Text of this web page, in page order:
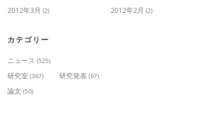
2012年3月 (2) 2012年2月 (2)
カテゴリー
ニュース (525)
研究室 (367) 研究発表 (97)
論文 (50)